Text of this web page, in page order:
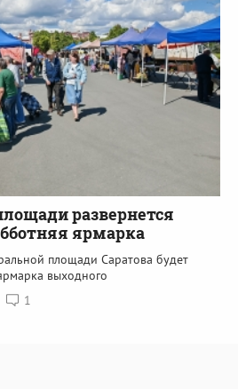
развернется
ярмарка
площади Саратова будет
выходного
1